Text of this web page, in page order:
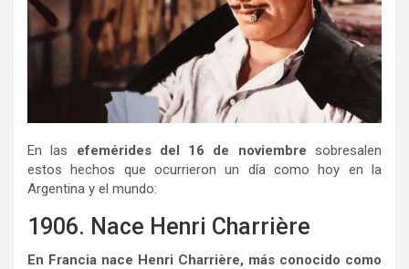
En las efemérides del 16 de noviembre sobresalen
estos hechos que ocurrieron un día como hoy en la
Argentina y el mundo:
1906. Nace Henri Charrière
En Francia nace Henri Charrière, más conocido como